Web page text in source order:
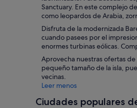
Sanctuary. En este complejo
como leopardos de Arabia,
Disfruta de la modernizada
cuando pasees por el
enormes turbinas eólicas.
Aprovecha nuestras ofertas
pequeño tamaño de la isla,
vecinas.
Leer menos
Ciudades populares